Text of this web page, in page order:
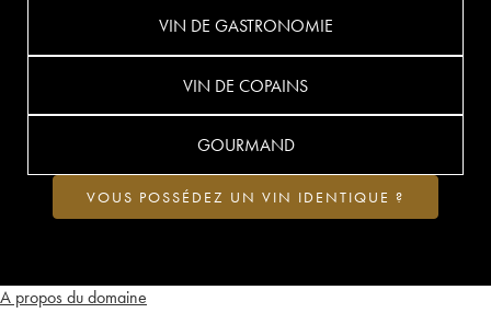
A propos du domaine
VIN DE GASTRONOMIE
VIN DE COPAINS
GOURMAND
VOUS POSSÉDEZ UN VIN IDENTIQUE ?